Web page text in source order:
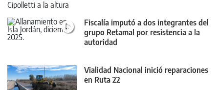
Fiscalía imputó a dos integrantes del
grupo Retamal por resistencia a la
autoridad
Vialidad Nacional inició reparaciones
en Ruta 22